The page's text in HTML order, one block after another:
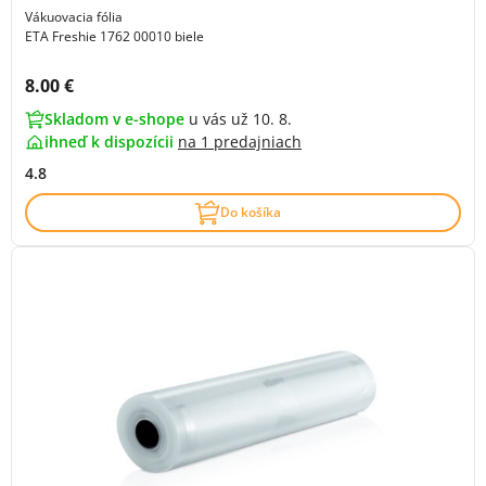
Vákuovacia fólia
ETA Freshie 1762 00010 biele
Cena s DPH:
8.00 €
Skladom v e-shope u vás už 10. 8.
ihneď k dispozícii na 1 predajniach
4.8
Do košíka